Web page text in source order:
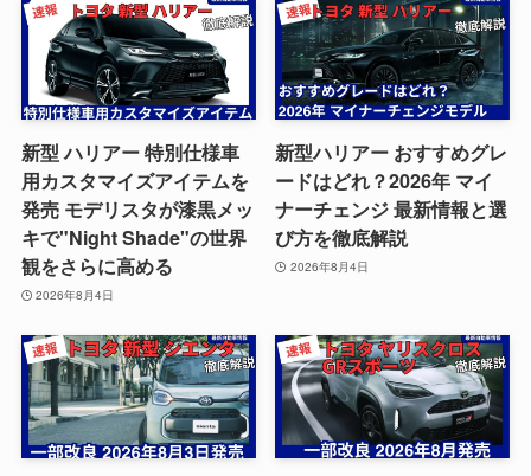
新型 ハリアー 特別仕様車
用カスタマイズアイテムを
発売 モデリスタが漆黒メッ
キで"Night Shade"の世界
観をさらに高める
2026年8月4日
新型ハリアー おすすめグレ
ードはどれ？2026年 マイ
ナーチェンジ 最新情報と選
び方を徹底解説
2026年8月4日